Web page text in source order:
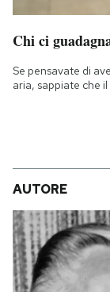
Chi ci
Se pensavate di
aria, sappiate che
AUTORE